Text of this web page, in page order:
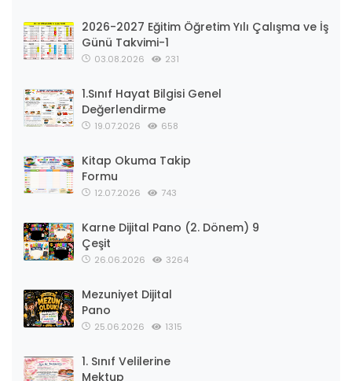
2026-2027 Eğitim Öğretim Yılı Çalışma ve İş
Günü Takvimi-1
03.08.2026 231
1.Sınıf Hayat Bilgisi Genel
Değerlendirme
19.07.2026 658
Kitap Okuma Takip
Formu
12.07.2026 743
Karne Dijital Pano (2. Dönem) 9
Çeşit
26.06.2026 3264
Mezuniyet Dijital
Pano
25.06.2026 1315
1. Sınıf Velilerine
Mektup